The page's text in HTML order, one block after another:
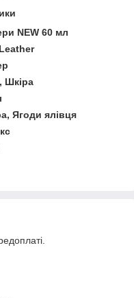
NEW 60 мл
Шкіра
Ягоди ялівця